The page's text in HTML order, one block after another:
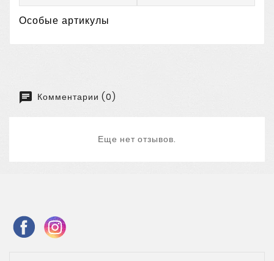
Особые артикулы
Комментарии (0)
Еще нет отзывов.